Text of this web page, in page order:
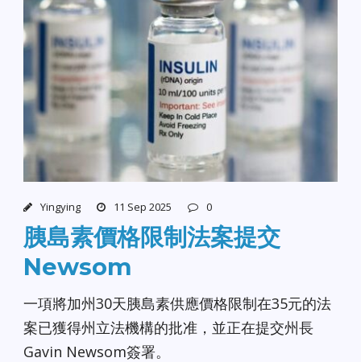
Yingying 11 Sep 2025 0
胰島素價格限制法案提交
Newsom
一項將加州30天胰島素供應價格限制在35元的法
案已獲得州立法機構的批准，並正在提交州長
Gavin Newsom簽署。